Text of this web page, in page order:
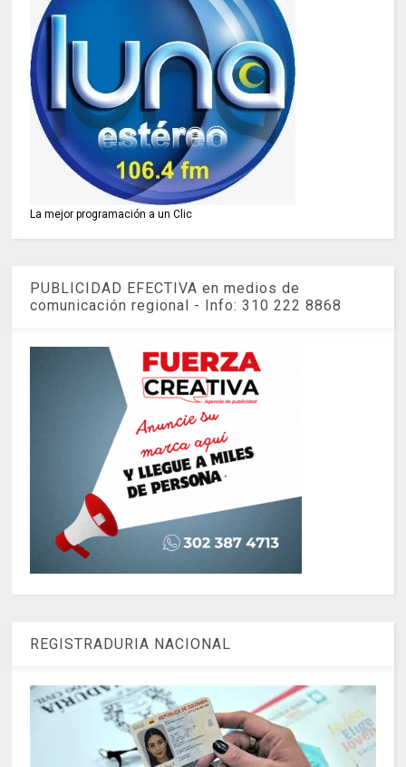
La mejor programación a un Clic
PUBLICIDAD EFECTIVA en medios de
comunicación regional - Info: 310 222 8868
REGISTRADURIA NACIONAL